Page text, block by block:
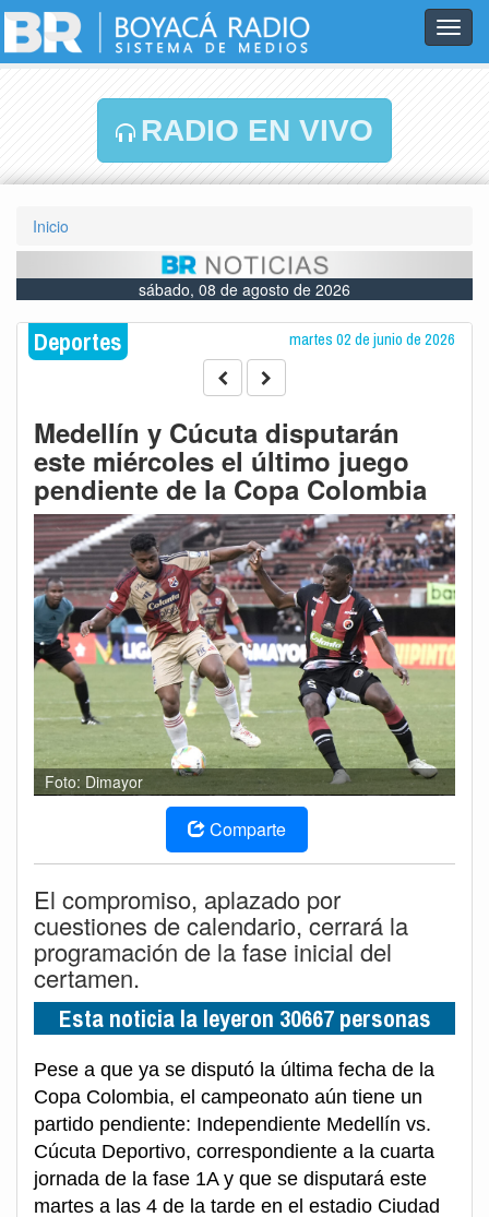
RADIO EN VIVO
Inicio
sábado, 08 de agosto de 2026
Deportes martes 02 de junio de 2026
Medellín y Cúcuta disputarán
este miércoles el último juego
pendiente de la Copa Colombia
Foto: Dimayor
Comparte
El compromiso, aplazado por
cuestiones de calendario, cerrará la
programación de la fase inicial del
certamen.
Esta noticia la leyeron 30667 personas
Pese a que ya se disputó la última fecha de la
Copa Colombia, el campeonato aún tiene un
partido pendiente: Independiente Medellín vs.
Cúcuta Deportivo, correspondiente a la cuarta
jornada de la fase 1A y que se disputará este
martes a las 4 de la tarde en el estadio Ciudad